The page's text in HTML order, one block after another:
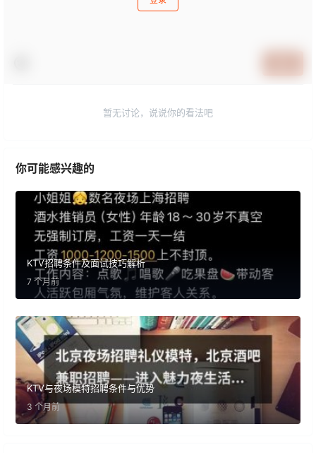
暂无讨论，说说你的看法吧
你可能感兴趣的
KTV招聘条件及面试技巧解析
7 个月前
KTV与夜场模特招聘条件与优势
3 个月前